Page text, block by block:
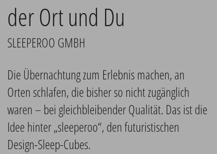
der Ort und Du
SLEEPEROO GMBH
Die Übernachtung zum Erlebnis machen, an
Orten schlafen, die bisher so nicht zugänglich
waren – bei gleichbleibender Qualität. Das ist die
Idee hinter „sleeperoo“, den futuristischen
Design-Sleep-Cubes.